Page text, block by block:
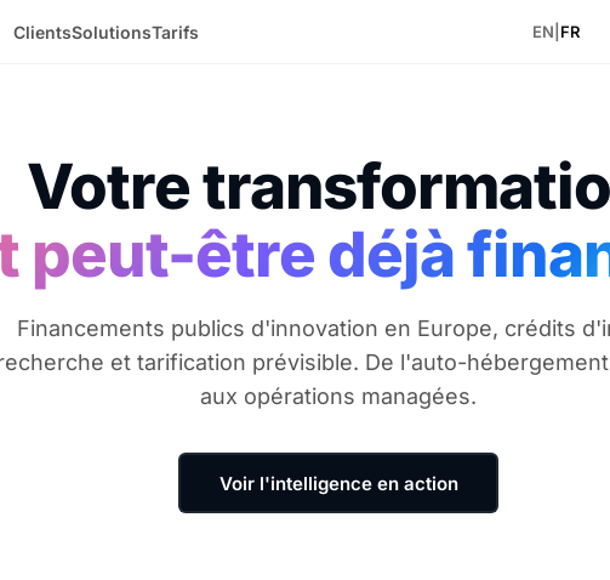
ClientsSolutionsTarifs EN FR
Votre
peut-être déjà
Financements publics d'innovation en Europe, crédits
et tarification prévisible. De l'auto-
aux opérations managées.
Voir l'intelligence en action